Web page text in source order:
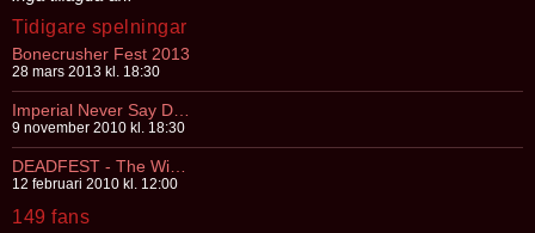
Tidigare spelningar
Bonecrusher Fest 2013
28 mars 2013 kl. 18:30
9 november 2010 kl. 18:30
12 februari 2010 kl. 12:00
149 fans